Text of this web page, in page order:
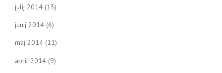
julij 2014 (13)
junij 2014 (6)
maj 2014 (11)
april 2014 (9)